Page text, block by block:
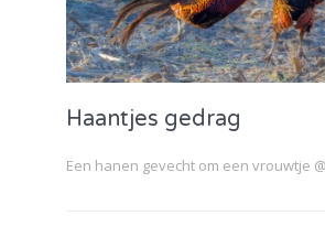
Haantjes gedrag
Een hanen gevecht om een vrouwtje